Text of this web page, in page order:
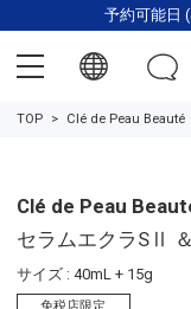
予約可能日
TOP Clé de Peau Beauté
Clé de Peau
セラムエクラSⅡ
サイズ : 40mL + 15g
免税店限定